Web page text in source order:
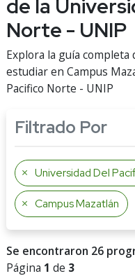
de la
Norte - UNIP
Explora la guía
estudiar en Campus
Pacifico Norte - UNIP
Filtrado Por
Universidad Del
Campus Mazatlán
Se encontraron 26
Página 1 de 3